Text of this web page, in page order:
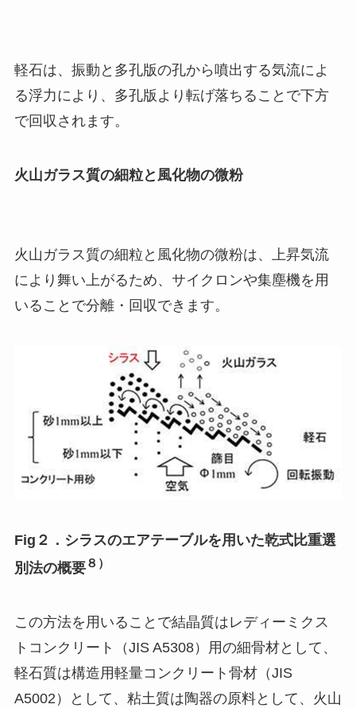
軽石は、振動と多孔版の孔から噴出する気流によ
る浮力により、多孔版より転げ落ちることで下方
で回収されます。
火山ガラス質の細粒と風化物の微粉
火山ガラス質の細粒と風化物の微粉は、上昇気流
により舞い上がるため、サイクロンや集塵機を用
いることで分離・回収できます。
Fig２．シラスのエアテーブルを用いた乾式比重選
別法の概要８）
この方法を用いることで結晶質はレディーミクス
トコンクリート（JIS A5308）用の細骨材として、
軽石質は構造用軽量コンクリート骨材（JIS
A5002）として、粘土質は陶器の原料として、火山